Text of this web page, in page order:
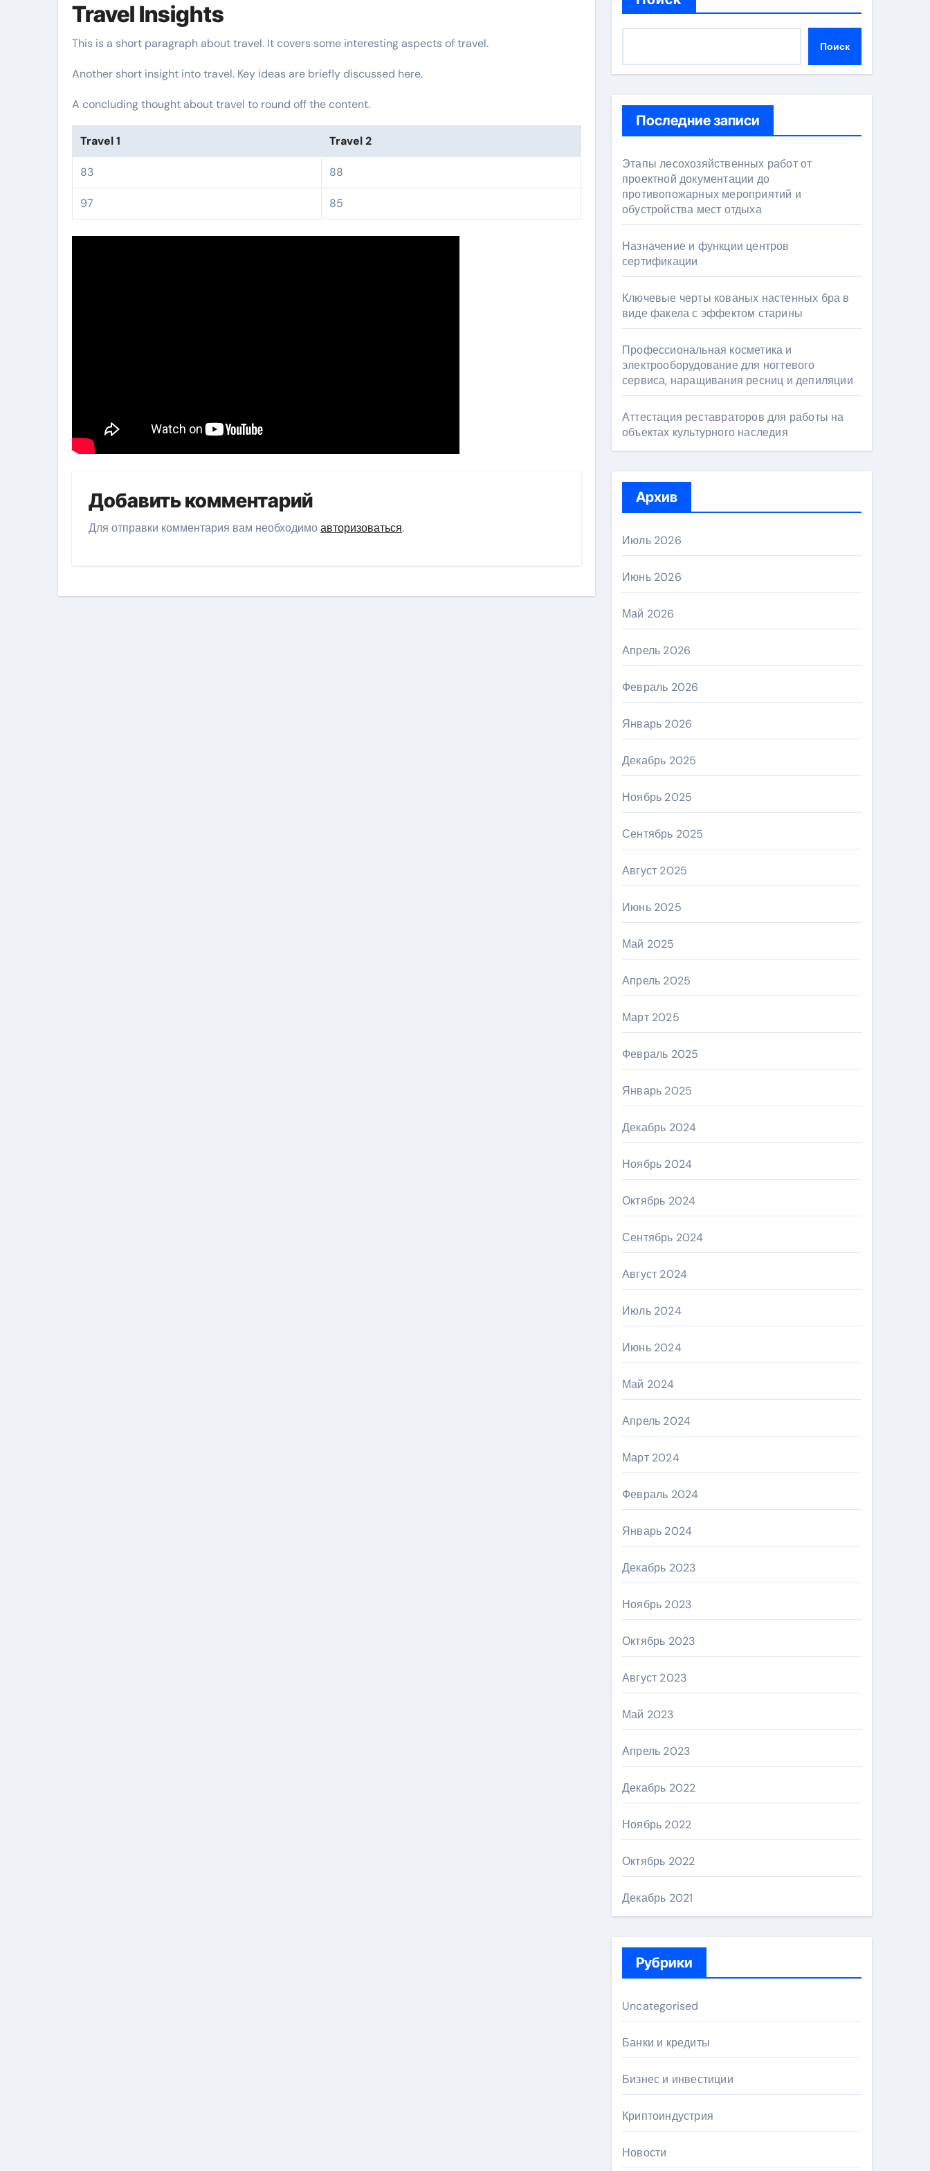
Travel Insights
This is a short paragraph about travel. It covers some interesting aspects of travel.
Another short insight into travel. Key ideas are briefly discussed here.
A concluding thought about travel to round off the content.
Travel 1 Travel 2
83 88
97 85
Добавить комментарий
Для отправки комментария вам необходимоавторизоваться.
Поиск
Последние записи
Этапы лесохозяйственных работ от
проектной документации до
противопожарных мероприятий и
обустройства мест отдыха
Назначение и функции центров
сертификации
Ключевые черты кованых настенных бра в
виде факела с эффектом старины
Профессиональная косметика и
электрооборудование для ногтевого
сервиса, наращивания ресниц и депиляции
Аттестация реставраторов для работы на
объектах культурного наследия
Архив
Июль 2026
Июнь 2026
Май 2026
Апрель 2026
Февраль 2026
Январь 2026
Декабрь 2025
Ноябрь 2025
Сентябрь 2025
Август 2025
Июнь 2025
Май 2025
Апрель 2025
Март 2025
Февраль 2025
Январь 2025
Декабрь 2024
Ноябрь 2024
Октябрь 2024
Сентябрь 2024
Август 2024
Июль 2024
Июнь 2024
Май 2024
Апрель 2024
Март 2024
Февраль 2024
Январь 2024
Декабрь 2023
Ноябрь 2023
Октябрь 2023
Август 2023
Май 2023
Апрель 2023
Декабрь 2022
Ноябрь 2022
Октябрь 2022
Декабрь 2021
Рубрики
Uncategorised
Банки и кредиты
Бизнес и инвестиции
Криптоиндустрия
Новости